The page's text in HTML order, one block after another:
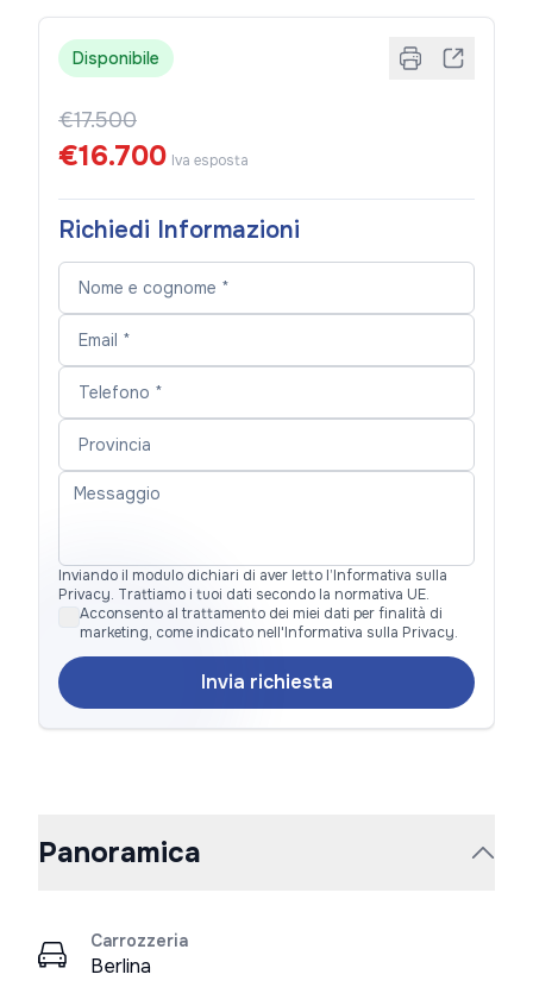
Disponibile
€17.500
€16.700 Iva esposta
Richiedi Informazioni
Inviando il modulo dichiari di aver letto l’Informativa sulla
Privacy. Trattiamo i tuoi dati secondo la normativa UE.
Acconsento al trattamento dei miei dati per finalità di
marketing, come indicato nell'Informativa sulla Privacy.
Invia richiesta
Panoramica
Carrozzeria
Berlina